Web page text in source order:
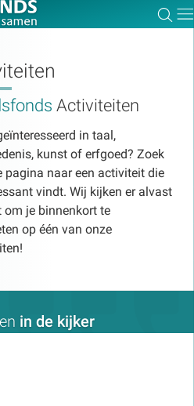
Activiteiten
in taal,
kunst of erfgoed? Zoek
pagina naar een activiteit die
vindt. Wij kijken er alvast
om je binnenkort te
op één van onze
in de kijker